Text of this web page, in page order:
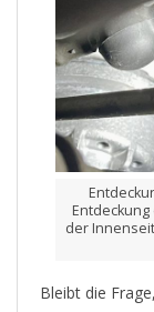
der
Bleibt die